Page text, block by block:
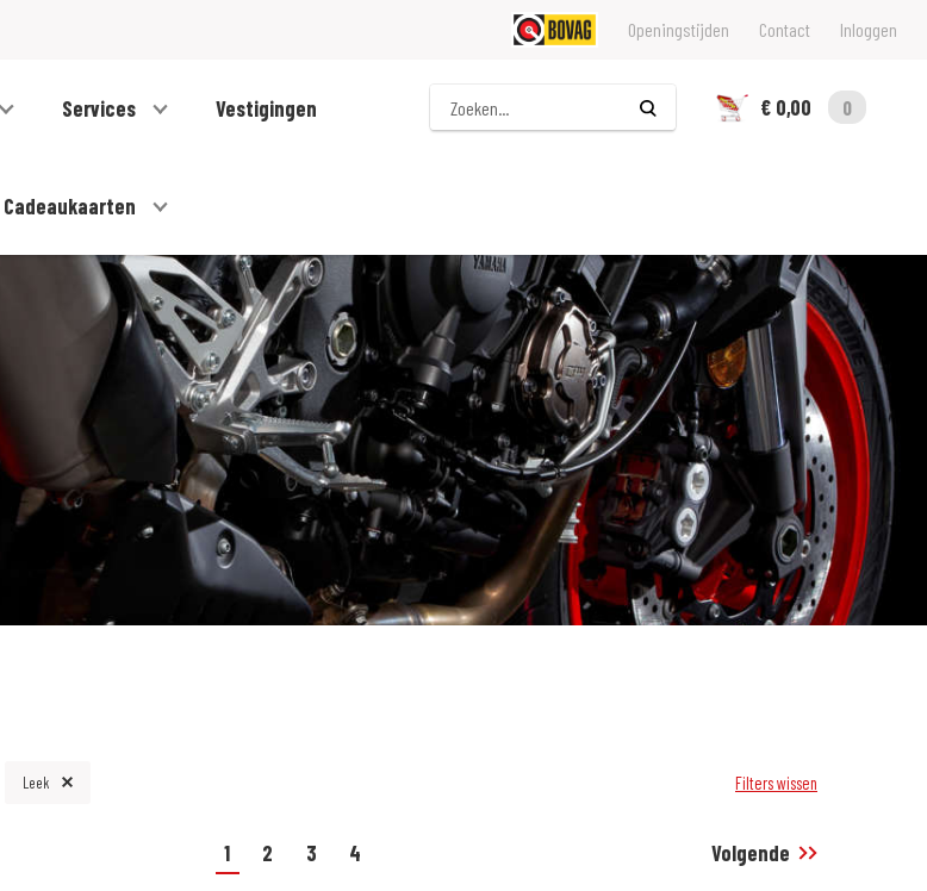
Openingstijden Contact Inloggen
Services Vestigingen
Cadeaukaarten
Zoeken
€ 0,00
0
Leek Filters wissen
1 2 3 4 Volgende